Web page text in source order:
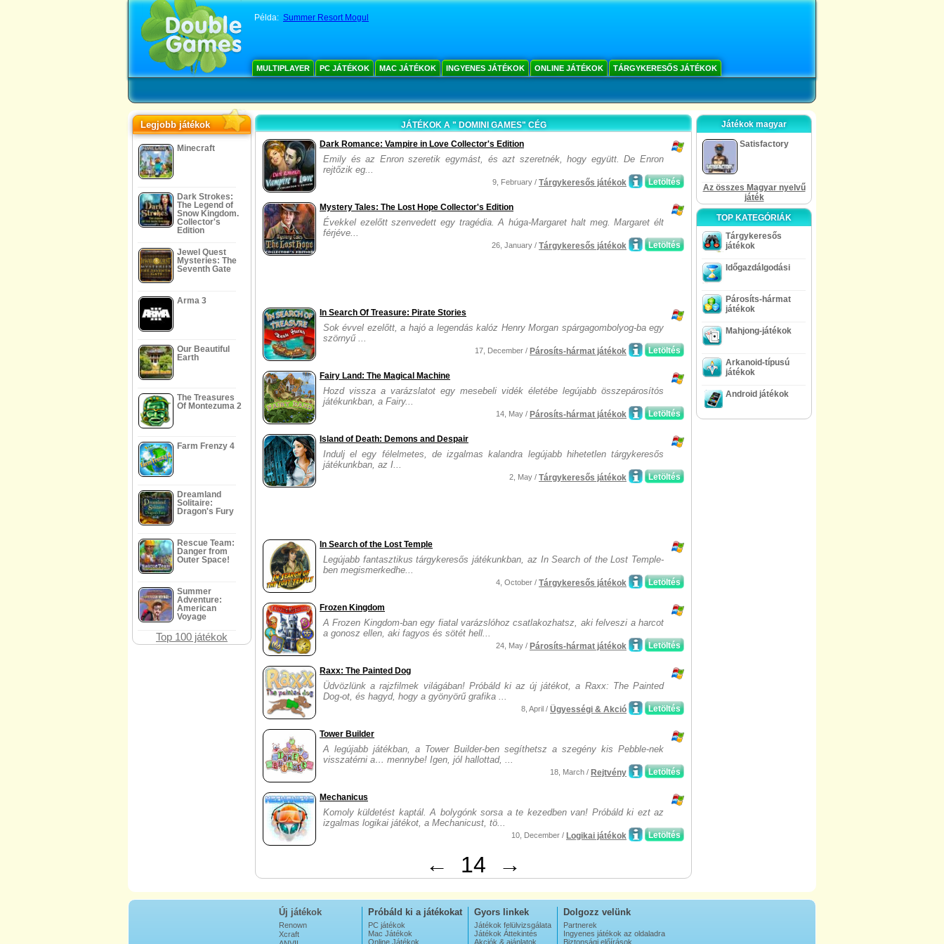
Példa: Summer Resort Mogul
MULTIPLAYER PC JÁTÉKOK MAC JÁTÉKOK INGYENES JÁTÉKOK ONLINE JÁTÉKOK TÁRGYKERESŐS JÁTÉKOK
Legjobb játékok
Minecraft
Dark Strokes:
The Legend of
Snow Kingdom.
Collector's
Edition
Jewel Quest
Mysteries: The
Seventh Gate
Arma 3
Our Beautiful
Earth
The Treasures
Of Montezuma 2
Farm Frenzy 4
Dreamland
Solitaire:
Dragon's Fury
Rescue Team:
Danger from
Outer Space!
Summer
Adventure:
American
Voyage
Top 100 játékok
JÁTÉKOK A " DOMINI GAMES" CÉG
Dark Romance: Vampire in Love Collector's Edition
Emily és az Enron szeretik egymást, és azt szeretnék, hogy együtt. De Enron
rejtőzik eg...
Letöltés
9, February / Tárgykeresős játékok
Mystery Tales: The Lost Hope Collector's Edition
Évekkel ezelőtt szenvedett egy tragédia. A húga-Margaret halt meg. Margaret élt
férjéve...
Letöltés
26, January / Tárgykeresős játékok
In Search Of Treasure: Pirate Stories
Sok évvel ezelőtt, a hajó a legendás kalóz Henry Morgan spárgagombolyog-ba egy
szörnyű ...
Letöltés
17, December / Párosíts-hármat játékok
Fairy Land: The Magical Machine
Hozd vissza a varázslatot egy mesebeli vidék életébe legújabb összepárosítós
játékunkban, a Fairy...
Letöltés
14, May / Párosíts-hármat játékok
Island of Death: Demons and Despair
Indulj el egy félelmetes, de izgalmas kalandra legújabb hihetetlen tárgykeresős
játékunkban, az I...
Letöltés
2, May / Tárgykeresős játékok
In Search of the Lost Temple
Legújabb fantasztikus tárgykeresős játékunkban, az In Search of the Lost Temple-
ben megismerkedhe...
Letöltés
4, October / Tárgykeresős játékok
Frozen Kingdom
A Frozen Kingdom-ban egy fiatal varázslóhoz csatlakozhatsz, aki felveszi a harcot
a gonosz ellen, aki fagyos és sötét hell...
Letöltés
24, May / Párosíts-hármat játékok
Raxx: The Painted Dog
Üdvözlünk a rajzfilmek világában! Próbáld ki az új játékot, a Raxx: The Painted
Dog-ot, és hagyd, hogy a gyönyörű grafika ...
Letöltés
8, April / Ügyességi & Akció
Tower Builder
A legújabb játékban, a Tower Builder-ben segíthetsz a szegény kis Pebble-nek
visszatérni a… mennybe! Igen, jól hallottad, ...
Letöltés
18, March / Rejtvény
Mechanicus
Komoly küldetést kaptál. A bolygónk sorsa a te kezedben van! Próbáld ki ezt az
izgalmas logikai játékot, a Mechanicust, tö...
Letöltés
10, December / Logikai játékok
← 14 →
Játékok magyar
Satisfactory
Az összes Magyar nyelvű
játék
TOP KATEGÓRIÁK
Tárgykeresős
játékok
Időgazdálgodási
Párosíts-hármat
játékok
Mahjong-játékok
Arkanoid-típusú
játékok
Android játékok
Új játékok
Renown
Xcraft
Próbáld ki a játékokat
PC játékok
Mac Játékok
Online Játékok
Gyors linkek
Játékok felülvizsgálata
Játékok Áttekintés
Akciók & ajánlatok
Dolgozz velünk
Partnerek
Ingyenes játékok az oldaladra
Biztonsági előírások